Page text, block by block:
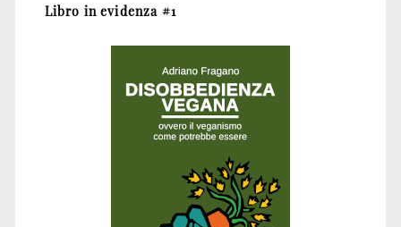
Libro in evidenza #1